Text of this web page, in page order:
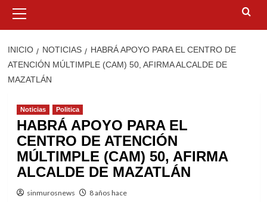
principal
INICIO NOTICIAS
HABRÁ APOYO PARA EL CENTRO DE
ATENCIÓN MÚLTIMPLE (CAM) 50, AFIRMA ALCALDE DE
MAZATLÁN
Noticias Politica
HABRÁ APOYO PARA EL
CENTRO DE ATENCIÓN
MÚLTIMPLE (CAM) 50, AFIRMA
ALCALDE DE MAZATLÁN
sinmurosnews 8 años hace